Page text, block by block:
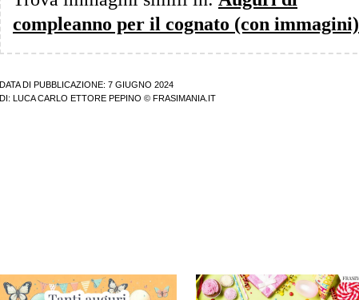
compleanno per il cognato (con immagini)
DATA DI PUBBLICAZIONE: 7 GIUGNO 2024
DI:
LUCA CARLO ETTORE PEPINO © FRASIMANIA.IT